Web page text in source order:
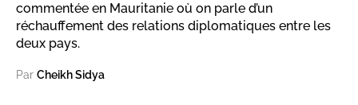
commentée en Mauritanie où on parle d’un
réchauffement des relations diplomatiques entre les
deux pays.
Par Cheikh Sidya